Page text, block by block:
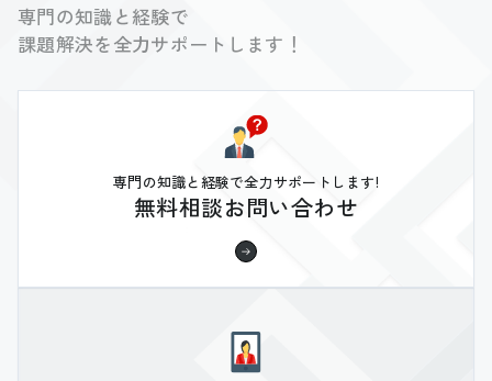
専門の知識と経験で
課題解決を全力サポートします！
専門の知識と経験で全力サポートします!
無料相談お問い合わせ